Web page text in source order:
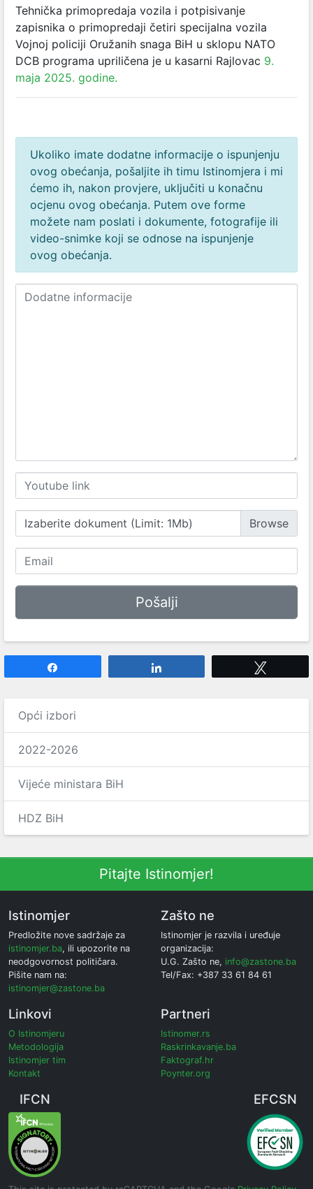
Tehnička primopredaja vozila i potpisivanje
zapisnika o primopredaji četiri specijalna vozila
Vojnoj policiji Oružanih snaga BiH u sklopu NATO
DCB programa upriličena je u kasarni Rajlovac 9.
maja 2025. godine.
Ukoliko imate dodatne informacije o ispunjenju
ovog obećanja, pošaljite ih timu Istinomjera i mi
ćemo ih, nakon provjere, uključiti u konačnu
ocjenu ovog obećanja. Putem ove forme
možete nam poslati i dokumente, fotografije ili
video-snimke koji se odnose na ispunjenje
ovog obećanja.
Izaberite dokument (Limit: 1Mb)
Opći izbori
2022-2026
Vijeće ministara BiH
HDZ BiH
Pitajte Istinomjer!
Istinomjer
Predložite nove sadržaje za
istinomjer.ba, ili upozorite na
neodgovornost političara.
Pišite nam na:
istinomjer@zastone.ba
Zašto ne
Istinomjer je razvila i uređuje
organizacija:
U.G. Zašto ne, info@zastone.ba
Tel/Fax: +387 33 61 84 61
Linkovi
O Istinomjeru
Metodologija
Istinomjer tim
Kontakt
Partneri
Istinomer.rs
Raskrinkavanje.ba
Faktograf.hr
Poynter.org
IFCN EFCSN